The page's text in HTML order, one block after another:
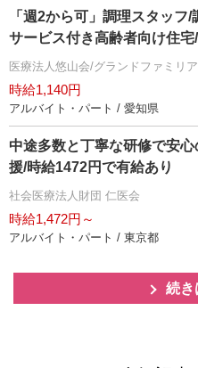
「週2から可」調理スタッ
サービス付き高齢者向け住
医療法人悠山会/グランドファミリ
時給1,140円
アルバイト・パート / 愛知県
中途多数と丁寧な研修で安
援/時給1472円で有給あり
社会医療法人財団 仁医会
時給1,472円～
アルバイト・パート / 東京都
続き